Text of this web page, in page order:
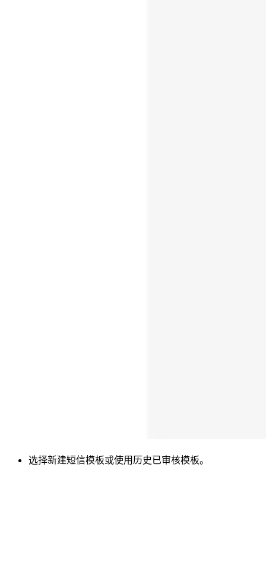
选择新建短信模板或使用历史已审核模板。